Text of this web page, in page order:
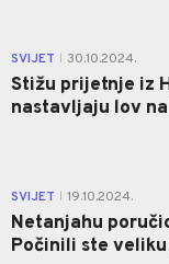
SVIJET 30.10.2024.
Stižu prijetnje iz
nastavljaju lov
SVIJET 19.10.2024.
Netanjahu
Počinili ste